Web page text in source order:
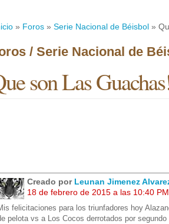
» Foros » Serie Nacional de Béisbol »
/ Serie Nacional de
son Las
Creado por Leunan Jimenez
18 de febrero de 2015 a las 10:40
felicitaciones para los triunfadores hoy
pelota vs a Los Cocos derrotados por